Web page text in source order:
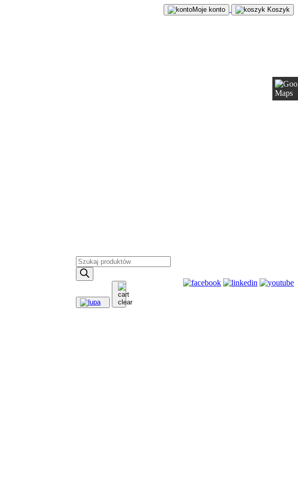
Moje konto Koszyk
Wyszukiwarka
produktów